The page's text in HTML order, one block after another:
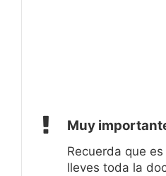
Muy
Recuerda que
lleves toda la